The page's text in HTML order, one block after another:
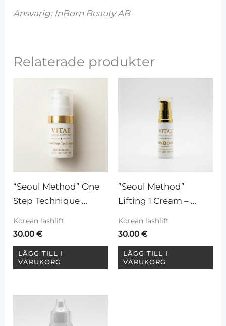
Ansvarig: InBorn Beauty AB
Relaterade produkter
“Seoul Method” One
Step Technique
Korean lashlift
30.00€
LÄGG TILL I
VARUKORG
”Seoul Method”
Lifting 1 Cream –
Korean lashlift
30.00 €
LÄGG TILL I
VARUKORG